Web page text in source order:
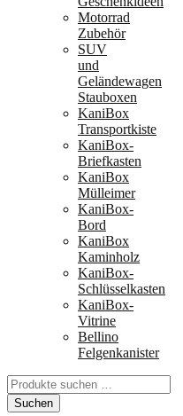
Motorrad
Zubehör
SUV
und
Geländewagen
Stauboxen
KaniBox
Transportkiste
KaniBox-
Briefkasten
KaniBox
Mülleimer
KaniBox-
Bord
KaniBox
Kaminholz
KaniBox-
Schlüsselkasten
KaniBox-
Vitrine
Bellino
Felgenkanister
Suchen
nach:
Suchen